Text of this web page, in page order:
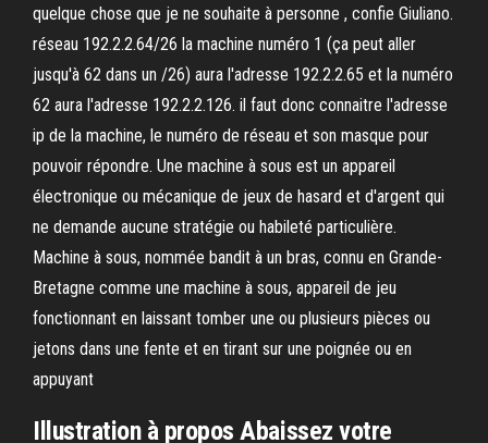
quelque chose que je ne souhaite à personne , confie Giuliano.
réseau 192.2.2.64/26 la machine numéro 1 (ça peut aller
jusqu'à 62 dans un /26) aura l'adresse 192.2.2.65 et la numéro
62 aura l'adresse 192.2.2.126. il faut donc connaitre l'adresse
ip de la machine, le numéro de réseau et son masque pour
pouvoir répondre. Une machine à sous est un appareil
électronique ou mécanique de jeux de hasard et d'argent qui
ne demande aucune stratégie ou habileté particulière.
Machine à sous, nommée bandit à un bras, connu en Grande-
Bretagne comme une machine à sous, appareil de jeu
fonctionnant en laissant tomber une ou plusieurs pièces ou
jetons dans une fente et en tirant sur une poignée ou en
appuyant
Illustration à propos Abaissez votre